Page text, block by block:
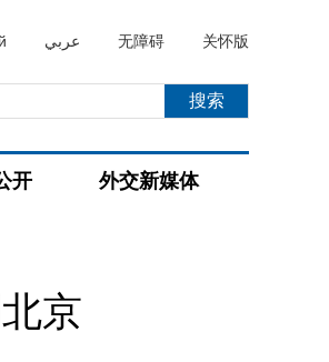
عربي 无障碍 关怀版
开 外交新媒体
京